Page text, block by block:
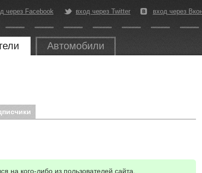
через Facebook вход через Twitter вход через
Автомобили
на кого-либо из пользователей сайта.